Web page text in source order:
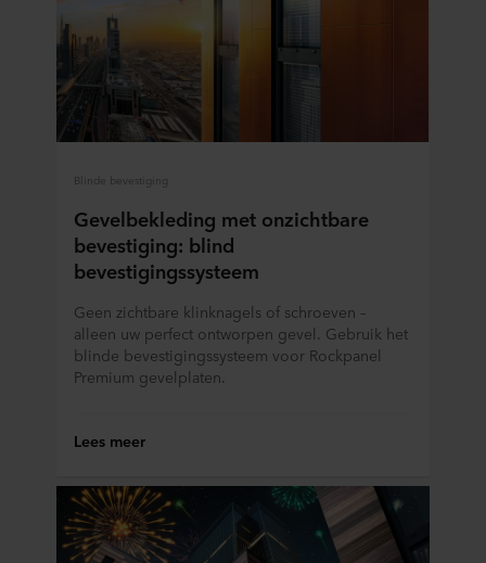
Blinde bevestiging
Gevelbekleding met onzichtbare
bevestiging: blind
bevestigingssysteem
Geen zichtbare klinknagels of schroeven –
alleen uw perfect ontworpen gevel. Gebruik het
blinde bevestigingssysteem voor Rockpanel
Premium gevelplaten.
Lees meer